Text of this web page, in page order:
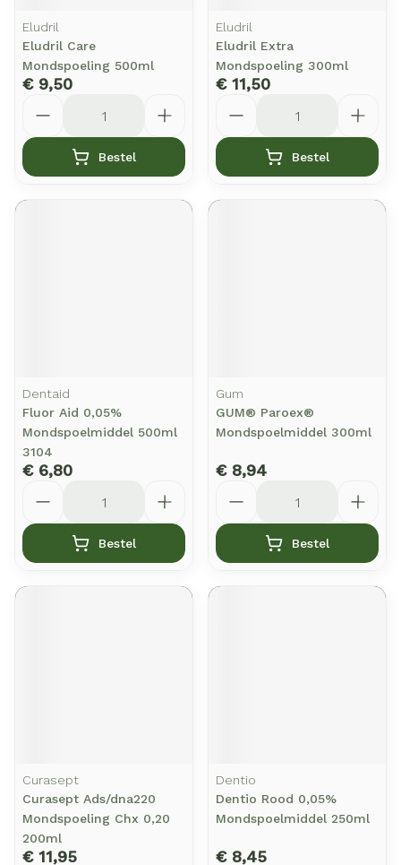
Eludril
Eludril Care
Mondspoeling 500ml
€ 9,50
Bestel
Eludril
Eludril Extra
Mondspoeling 300ml
€ 11,50
Bestel
Dentaid
Fluor Aid 0,05%
Mondspoelmiddel 500ml
3104
€ 6,80
Bestel
Gum
GUM® Paroex®
Mondspoelmiddel 300ml
€ 8,94
Bestel
Curasept
Curasept Ads/dna220
Mondspoeling Chx 0,20
200ml
€ 11,95
Dentio
Dentio Rood 0,05%
Mondspoelmiddel 250ml
€ 8,45